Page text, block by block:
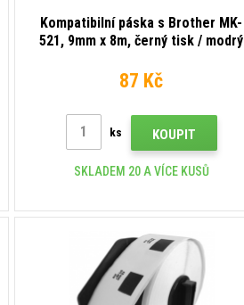
Kompatibilní páska s Brother MK-
521, 9mm x 8m, černý tisk / modrý
87 Kč
ks KOUPIT
SKLADEM 20 A VÍCE KUSŮ